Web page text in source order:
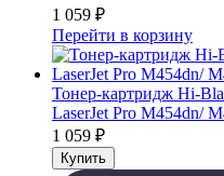
1 059 ₽
Перейти в корзину
Тонер-картридж Hi-
LaserJet Pro M454dn/
1 059 ₽